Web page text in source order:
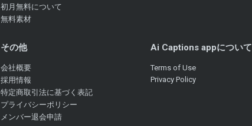
初月無料について
無料素材
その他
会社概要
採用情報
特定商取引法に基づく表記
プライバシーポリシー
メンバー退会申請
Ai Captions appについて
Terms of Use
Privacy Policy